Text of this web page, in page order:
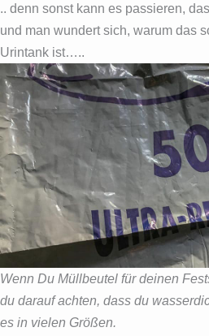
.. denn sonst kann es passieren,
und man wundert sich, warum das
Urintank ist…..
Wenn Du Müllbeutel für deinen
du darauf achten, dass du
es in vielen Größen.